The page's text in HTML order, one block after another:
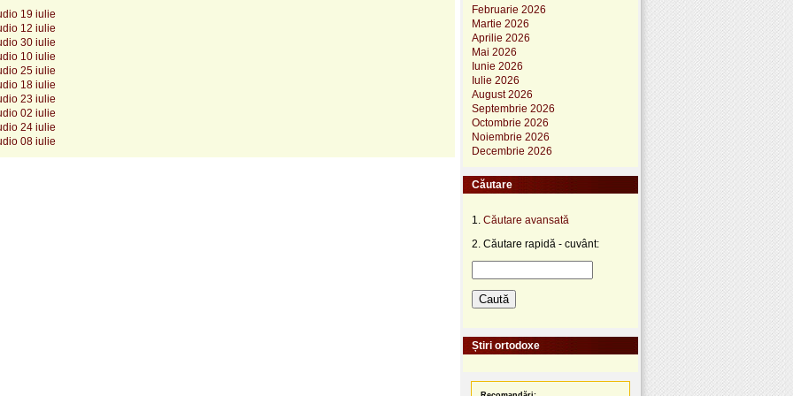
19 iulie
12 iulie
30 iulie
10 iulie
25 iulie
18 iulie
23 iulie
02 iulie
24 iulie
08 iulie
Februarie 2026
Martie 2026
Aprilie 2026
Mai 2026
Iunie 2026
Iulie 2026
August 2026
Septembrie 2026
Octombrie 2026
Noiembrie 2026
Decembrie 2026
Căutare
1. Căutare avansată
2. Căutare rapidă - cuvânt:
Știri ortodoxe